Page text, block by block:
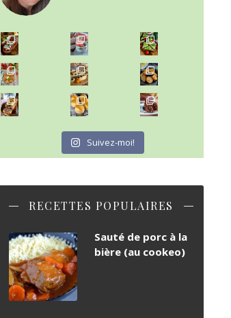
~ NICE CREAM À LA FRAISE ~
Presque un mois que
~ SALADE DE PÂTES AUX DEUX TOMATES THON ET BURRA
~ FINANCIERS MYRTILLES ET CITRON ~
Aujourd'hu
~ BUNS MAISON ~
Un peu de boulange par ici au
~ GÂTEAU FONDANT CHOCO NOISETTE ~
C'est lundi
Suivez-moi!
RECETTES POPULAIRES
Sauté de porc à la
bière (au cookeo)